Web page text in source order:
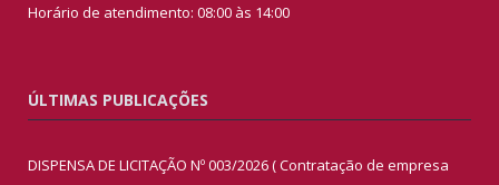
Horário de atendimento: 08:00 às 14:00
ÚLTIMAS PUBLICAÇÕES
DISPENSA DE LICITAÇÃO Nº 003/2026 ( Contratação de empresa